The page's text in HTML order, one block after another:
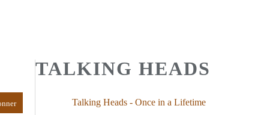
TALKING HEADS
Talking Heads - Once in a Lifetime